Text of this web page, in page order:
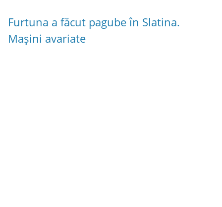
Furtuna a făcut pagube în Slatina.
Mașini avariate